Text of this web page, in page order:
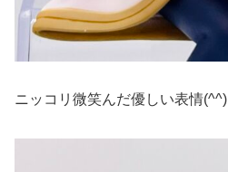
ニッコリ微笑んだ優しい表情(^^)